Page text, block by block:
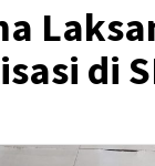
di